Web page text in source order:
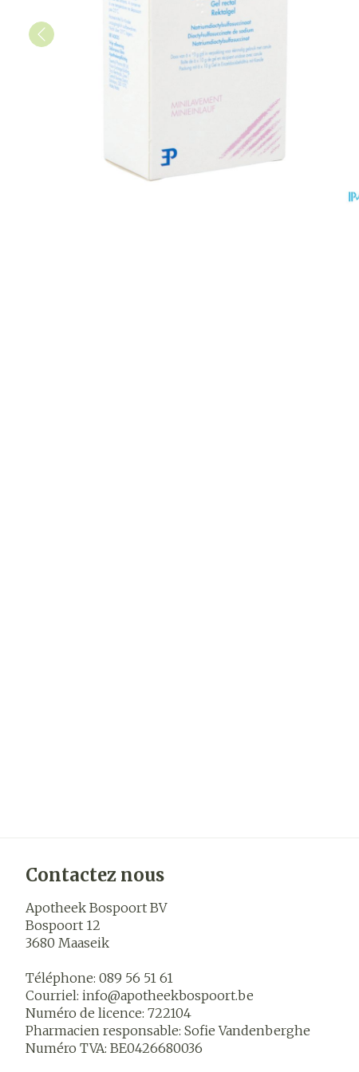
Contactez nous
Apotheek Bospoort BV
Bospoort 12
3680 Maaseik
Téléphone: 089 56 51 61
Courriel: info@apotheekbospoort.be
Numéro de licence: 722104
Pharmacien responsable: Sofie Vandenberghe
Numéro TVA: BE0426680036